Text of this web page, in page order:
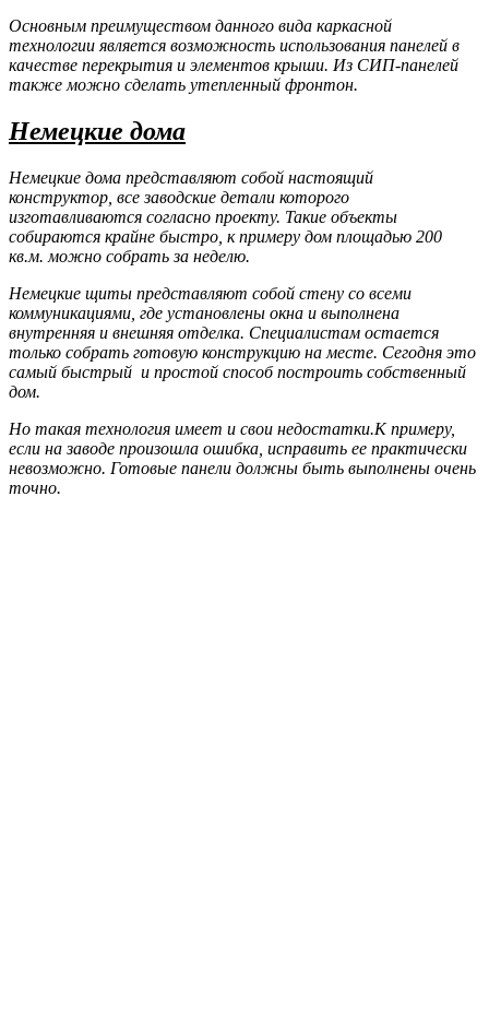
Основным преимуществом данного вида каркасной
технологии является возможность использования панелей в
качестве перекрытия и элементов крыши. Из СИП-панелей
также можно сделать утепленный фронтон.
Немецкие дома
Немецкие дома представляют собой настоящий
конструктор, все заводские детали которого
изготавливаются согласно проекту. Такие объекты
собираются крайне быстро, к примеру дом площадью 200
кв.м. можно собрать за неделю.
Немецкие щиты представляют собой стену со всеми
коммуникациями, где установлены окна и выполнена
внутренняя и внешняя отделка. Специалистам остается
только собрать готовую конструкцию на месте. Сегодня это
самый быстрый и простой способ построить собственный
дом.
Но такая технология имеет и свои недостатки.К примеру,
если на заводе произошла ошибка, исправить ее практически
невозможно. Готовые панели должны быть выполнены очень
точно.